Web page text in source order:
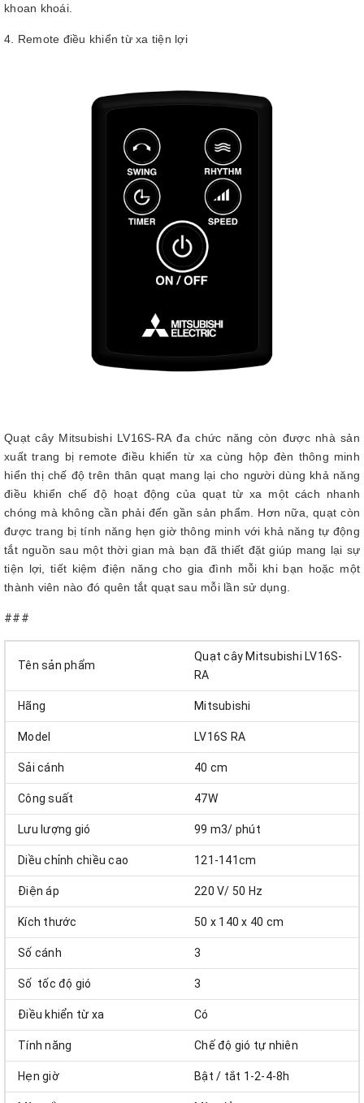
khoan khoái.
4. Remote điều khiển từ xa tiện lợi
Quạt cây Mitsubishi LV16S-RA đa chức năng còn được nhà sản
xuất trang bị remote điều khiển từ xa cùng hộp đèn thông minh
hiển thị chế độ trên thân quạt mang lại cho người dùng khả năng
điều khiển chế độ hoạt động của quạt từ xa một cách nhanh
chóng mà không cần phải đến gần sản phẩm. Hơn nữa, quạt còn
được trang bị tính năng hẹn giờ thông minh với khả năng tự động
tắt nguồn sau một thời gian mà bạn đã thiết đặt giúp mang lại sự
tiện lợi, tiết kiệm điện năng cho gia đình mỗi khi bạn hoặc một
thành viên nào đó quên tắt quạt sau mỗi lần sử dụng.
###
Tên sản phẩm
Quạt cây Mitsubishi LV16S-
RA
Hãng Mitsubishi
Model LV16S RA
Sải cánh 40 cm
Công suất 47W
Lưu lượng gió 99 m3/ phút
Diều chỉnh chiều cao 121-141cm
Điện áp 220 V/ 50 Hz
Kích thước 50 x 140 x 40 cm
Số cánh 3
Số tốc độ gió 3
Điều khiển từ xa Có
Tính năng Chế độ gió tự nhiên
Hẹn giờ Bật / tắt 1-2-4-8h